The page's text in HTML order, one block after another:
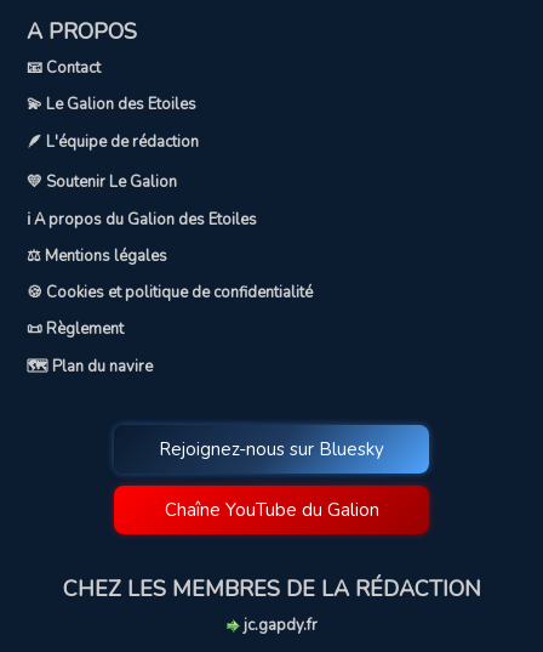
A PROPOS
📧 Contact
💫 Le Galion des Etoiles
🪶 L'équipe de rédaction
💛 Soutenir Le Galion
ℹ️ A propos du Galion des Etoiles
⚖️ Mentions légales
🍪 Cookies et politique de confidentialité
📜 Règlement
🗺️ Plan du navire
Rejoignez-nous sur Bluesky
Chaîne YouTube du Galion
CHEZ LES MEMBRES DE LA RÉDACTION
jc.gapdy.fr